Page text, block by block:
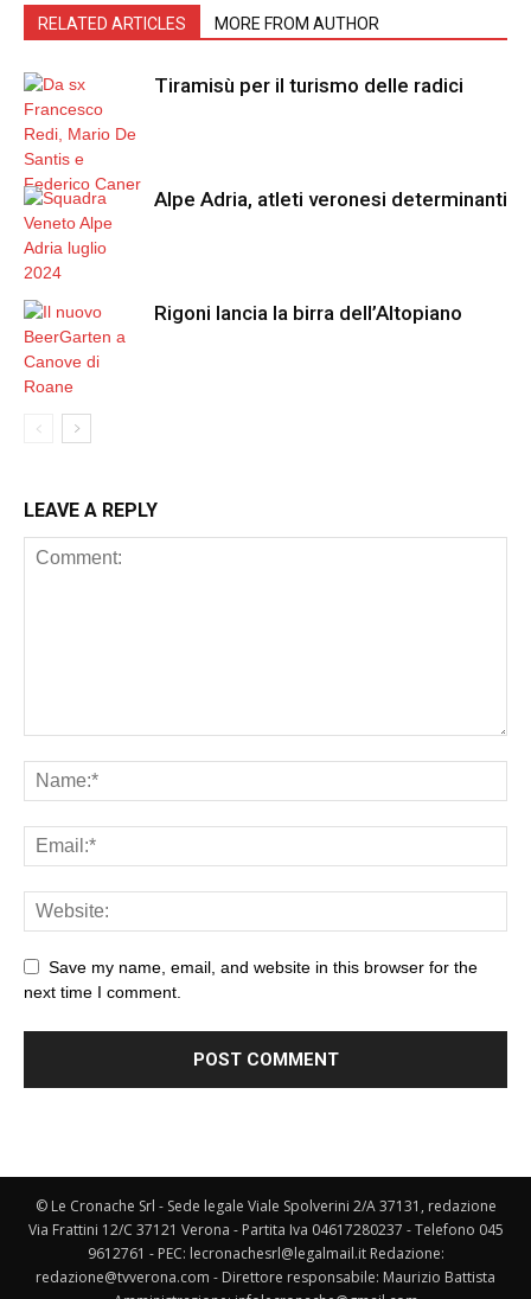
RELATED ARTICLES MORE FROM AUTHOR
Tiramisù per il turismo delle radici
Alpe Adria, atleti veronesi determinanti
Rigoni lancia la birra dell’Altopiano
LEAVE A REPLY
Save my name, email, and website in this browser for the
next time I comment.
© Le Cronache Srl - Sede legale Viale Spolverini 2/A 37131, redazione
Via Frattini 12/C 37121 Verona - Partita Iva 04617280237 - Telefono 045
9612761 - PEC: lecronachesrl@legalmail.it Redazione:
redazione@tvverona.com - Direttore responsabile: Maurizio Battista